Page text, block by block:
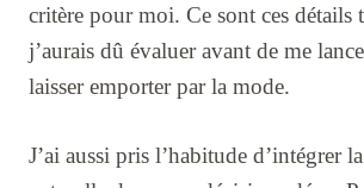
critère pour moi. Ce sont ces détails
j’aurais dû évaluer avant de me
laisser emporter par la mode.
J’ai aussi pris l’habitude d’intégrer